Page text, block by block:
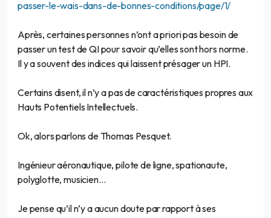
passer-le-wais-dans-de-bonnes-conditions/page/1/
Après, certaines personnes n’ont a priori pas besoin de
passer un test de QI pour savoir qu’elles sont hors norme.
Il y a souvent des indices qui laissent présager un HPI.
Certains disent, il n’y a pas de caractéristiques propres aux
Hauts Potentiels Intellectuels.
Ok, alors parlons de Thomas Pesquet.
Ingénieur aéronautique, pilote de ligne, spationaute,
polyglotte, musicien…
Je pense qu’il n’y a aucun doute par rapport à ses